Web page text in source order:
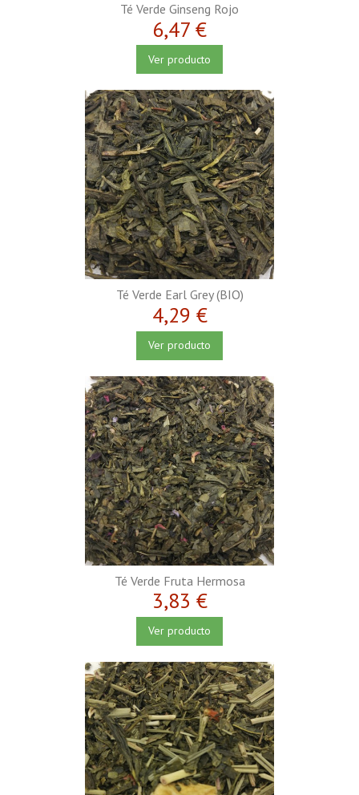
Té Verde Ginseng Rojo
6,47 €
Ver producto
Té Verde Earl Grey (BIO)
4,29 €
Ver producto
Té Verde Fruta Hermosa
3,83 €
Ver producto